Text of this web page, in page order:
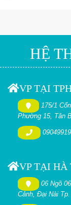
HỆ
VP TẠI
175/1
Phường 15, Tân
VP TẠI HÀ
06 Ngõ
Cảnh, Đại Nài